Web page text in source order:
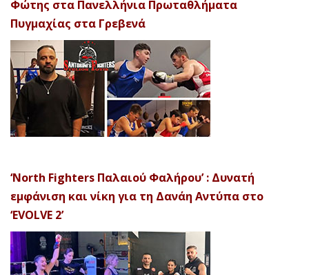
Φώτης στα Πανελλήνια Πρωταθλήματα
Πυγμαχίας στα Γρεβενά
‘North Fighters Παλαιού Φαλήρου’ : Δυνατή
εμφάνιση και νίκη για τη Δανάη Αντύπα στο
‘EVOLVE 2’